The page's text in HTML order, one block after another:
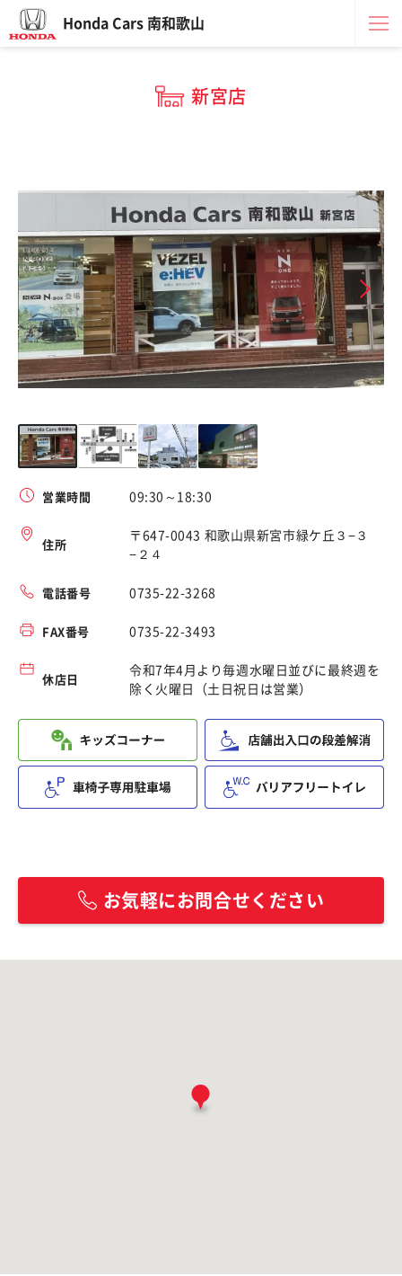
Honda Cars 南和歌山
新宮店
営業時間 09:30～18:30
住所
〒647-0043 和歌山県新宮市緑ケ丘３−３
−２４
電話番号 0735-22-3268
FAX番号 0735-22-3493
休店日
令和7年4月より毎週水曜日並びに最終週を
除く火曜日（土日祝日は営業）
お気軽にお問合せください